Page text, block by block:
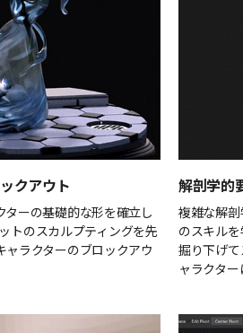
クアウト
ーの基礎的な形を確立し
トのスカルプティングを先
ラクターのブロックアウ
解剖学的
複雑な解
のスキル
掘り下げ
ャラクタ